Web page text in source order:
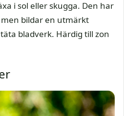
i sol eller skugga. Den har
bildar en utmärkt
bladverk. Härdig till zon